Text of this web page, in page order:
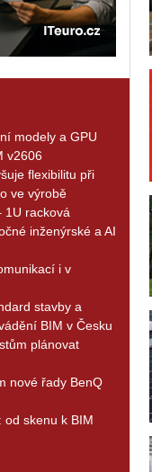
modely a GPU
v2606
flexibilitu při
ve výrobě
1U racková
inženýrské a AI
i v
stavby a
BIM v Česku
plánovat
nové řady BenQ
od skenu k BIM